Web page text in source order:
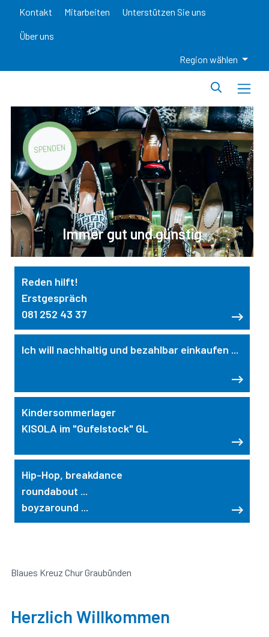
Kontakt Mitarbeiten Unterstützen Sie uns
Über uns
Region wählen
SPENDEN
Lieber Reden als
Reden hilft!
Erstgespräch
081 252 43 37
Ich will nachhaltig und bezahlbar einkaufen ...
Kindersommerlager
KISOLA im "Gufelstock" GL
Hip-Hop, breakdance
roundabout ...
boyzaround ...
Blaues Kreuz Chur Graubünden
Herzlich Willkommen